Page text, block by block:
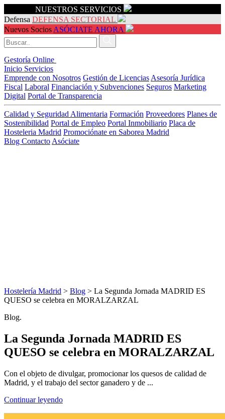
NUESTROS SERVICIOS
Defensa DEFENSA SECTORIAL
Nuevos Socios ASÓCIATE AHORA
Gestoría Online
Inicio Servicios
Emprende con Nosotros Gestión de Licencias Asesoría Jurídica
Fiscal Laboral Financiación y Subvenciones Seguros Marketing
Digital Portal de Transparencia
Calidad y Seguridad Alimentaria Formación Proveedores Planes de
Sostenibilidad Portal de Empleo Portal Inmobiliario Placa de
Hosteleria Madrid Promociónate en Saborea Madrid
Blog Contacto Asóciate
Hostelería Madrid > Blog > La Segunda Jornada MADRID ES
QUESO se celebra en MORALZARZAL
Blog.
La Segunda Jornada MADRID ES
QUESO se celebra en MORALZARZAL
Con el objeto de divulgar, promocionar los quesos de calidad de
Madrid, y el trabajo del sector ganadero y de ...
Continuar leyendo